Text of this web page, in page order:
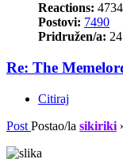
Reactions: 4734
Postovi: 7490
Pridružen/a:
Re: The
Citiraj
Post Postao/la sikiriki